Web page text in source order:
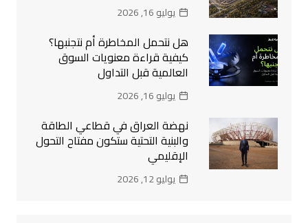
يوليو 16, 2026
هل نتحمل المخاطرة أم نتجنبها؟
كيفية قراءة معنويات السوق
العالمية قبل التداول
يوليو 16, 2026
نهضة العراق في قطاعي الطاقة
والبنية التحتية ستكون مفتاح التحول
الإقليمي
يوليو 12, 2026